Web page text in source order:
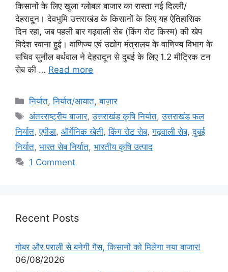
किसानों के लिए खुला ग्लोबल बाजार का रास्ता नई दिल्ली/
देहरादून। देवभूमि उत्तराखंड के किसानों के लिए यह ऐतिहासिक
दिन रहा, जब पहली बार गढ़वाली सेब (किंग रोट किस्म) की खेप
विदेश रवाना हुई। वाणिज्य एवं उद्योग मंत्रालय के वाणिज्य विभाग के
सचिव सुनील बर्थवाल ने देहरादून से दुबई के लिए 1.2 मीट्रिक टन
सेब की … Read more
निर्यात,निर्यात/आयात,बाज़ार
अंतरराष्ट्रीय बाजार,उत्तराखंड कृषि निर्यात,उत्तराखंड फल
निर्यात,एपीडा, ऑर्गेनिक खेती,किंग रोट सेब,गढ़वाली सेब,दुबई
निर्यात, भारत सेब निर्यात, भारतीय कृषि उत्पाद
1 Comment
Recent Posts
गोबर और पराली से बनेगी गैस, किसानों को मिलेगा नया बाजार!
06/08/2026